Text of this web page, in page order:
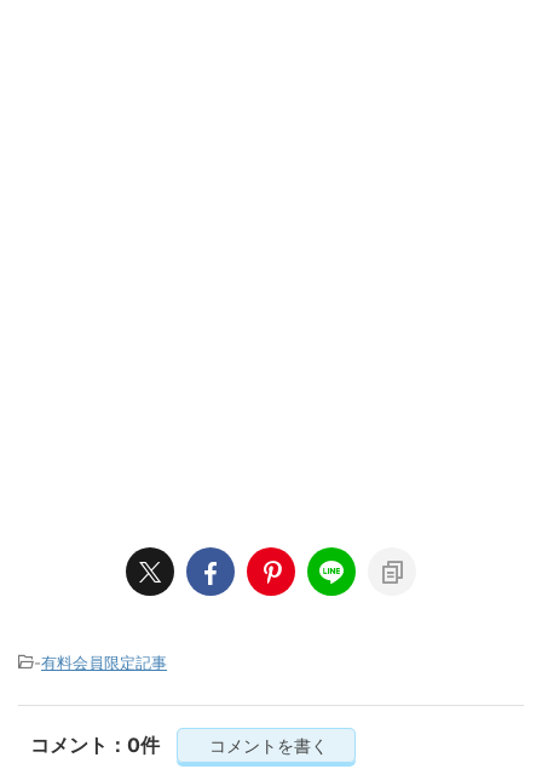
-有料会員限定記事
コメント：0件 コメントを書く